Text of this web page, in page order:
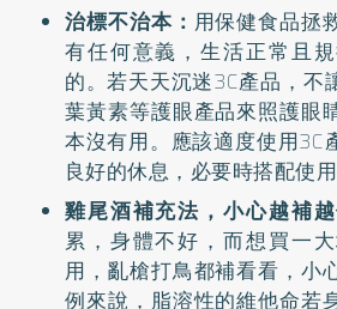
治標不治本： 用保健食品拯
有任何意義，生活正常且
的。若天天沉迷3C產品，不
葉黃素等護眼產品來照護眼
本沒有用。應該適度使用3C
良好的休息，必要時搭配使
雞尾酒補充法，小心越補
累，身體不好，而想買一
用，亂槍打鳥都補看看，小
例來說，脂溶性的維他命若